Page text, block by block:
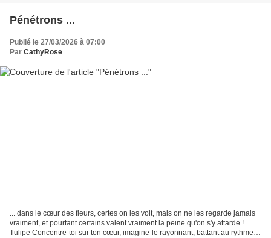
Pénétrons ...
Publié le 27/03/2026 à 07:00
Par CathyRose
... dans le cœur des fleurs, certes on les voit, mais on ne les regarde jamais
vraiment, et pourtant certains valent vraiment la peine qu'on s'y attarde !
Tulipe Concentre-toi sur ton cœur, imagine-le rayonnant, battant au rythme